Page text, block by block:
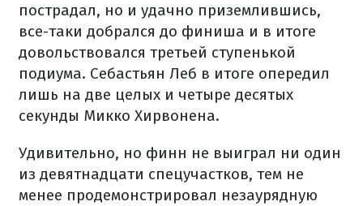
пострадал, но и удачно приземлившись,
все-таки добрался до финиша и в итоге
довольствовался третьей ступенькой
подиума. Себастьян Леб в итоге опередил
лишь на две целых и четыре десятых
секунды Микко Хирвонена.
Удивительно, но финн не выиграл ни один
из девятнадцати спецучастков, тем не
менее продемонстрировал незаурядную